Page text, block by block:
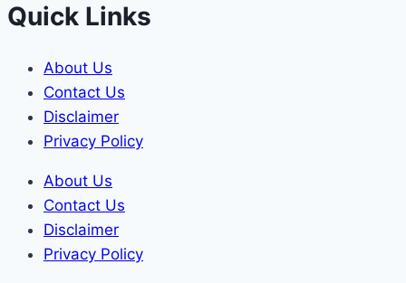
Quick Links
About Us
Contact Us
Disclaimer
Privacy Policy
About Us
Contact Us
Disclaimer
Privacy Policy